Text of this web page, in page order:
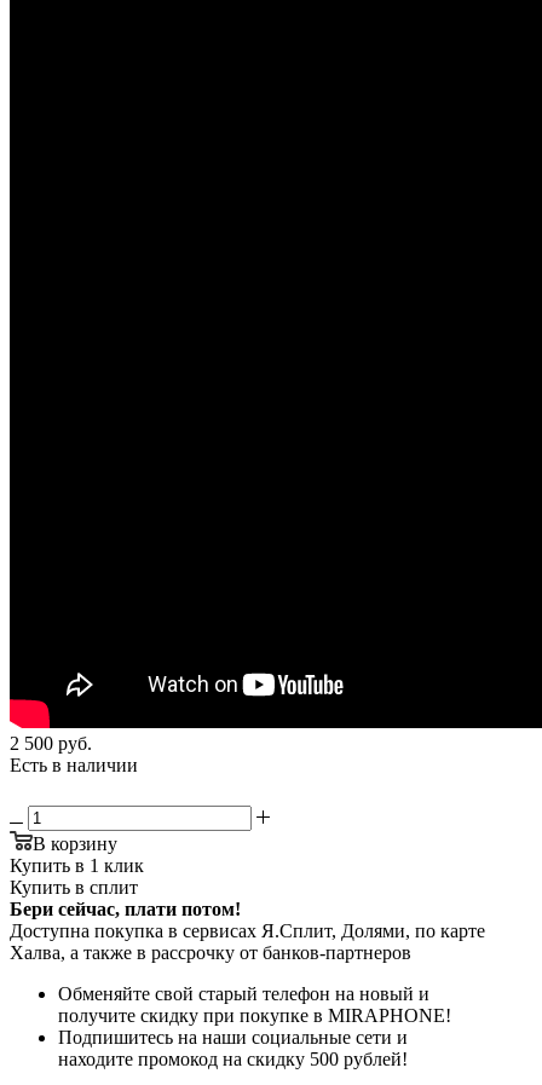
2 500 руб.
Есть в наличии
В корзину
Купить в 1 клик
Купить в сплит
Бери сейчас, плати потом!
Доступна покупка в сервисах Я.Сплит, Долями, по карте
Халва, а также в рассрочку от банков-партнеров
Обменяйте свой старый телефон на новый и
получите скидку при покупке в MIRAPHONE!
Подпишитесь на наши социальные сети и
находите промокод на скидку 500 рублей!